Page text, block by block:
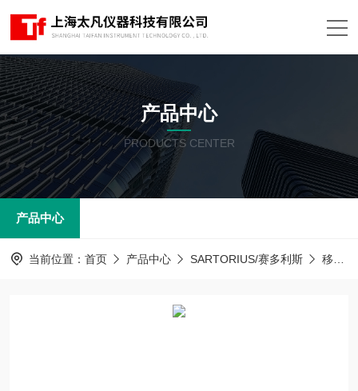
产品中心
PRODUCTS CENTER
产品中心
当前位置： 首页 产品中心 SARTORIUS/赛多利斯 移液器